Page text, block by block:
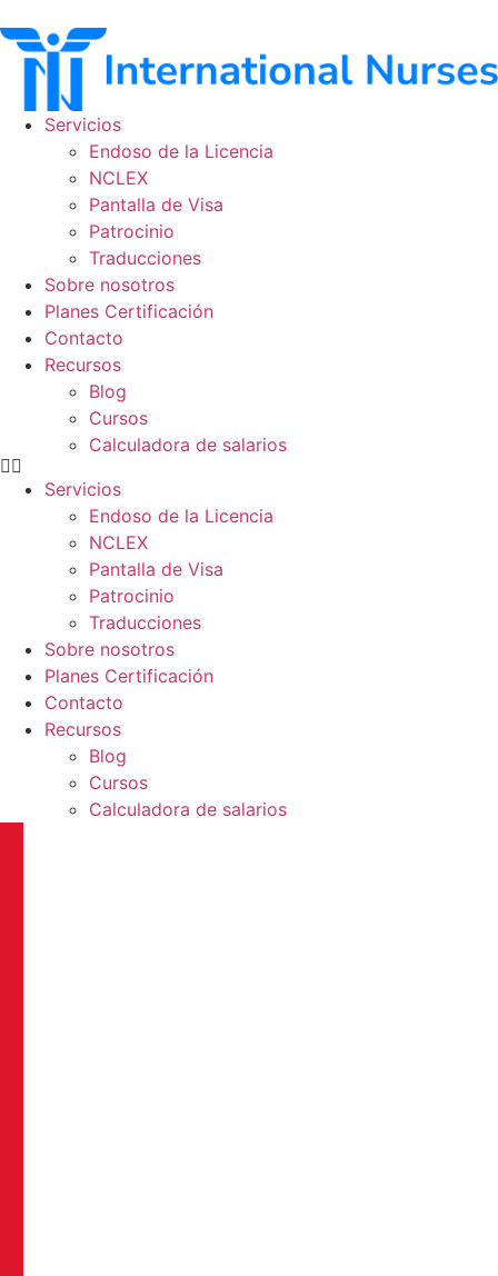
al
contenido
Servicios
Endoso de la Licencia
NCLEX
Pantalla de Visa
Patrocinio
Traducciones
Sobre nosotros
Planes Certificación
Contacto
Recursos
Blog
Cursos
Calculadora de salarios
Servicios
Endoso de la Licencia
NCLEX
Pantalla de Visa
Patrocinio
Traducciones
Sobre nosotros
Planes Certificación
Contacto
Recursos
Blog
Cursos
Calculadora de salarios